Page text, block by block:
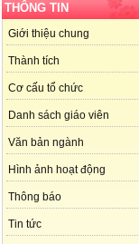
THÔNG TIN
Giới thiệu chung
Thành tích
Cơ cấu tổ chức
Danh sách giáo viên
Văn bản ngành
Hình ảnh hoạt động
Thông báo
Tin tức